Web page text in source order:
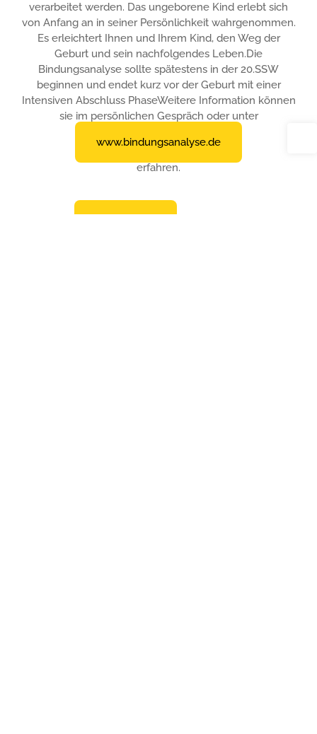
verarbeitet werden. Das ungeborene Kind erlebt sich
von Anfang an in seiner Persönlichkeit wahrgenommen.
Es erleichtert Ihnen und Ihrem Kind, den Weg der
Geburt und sein nachfolgendes Leben.Die
Bindungsanalyse sollte spätestens in der 20.SSW
beginnen und endet kurz vor der Geburt mit einer
Intensiven Abschluss PhaseWeitere Information können
sie im persönlichen Gespräch oder unter
www.bindungsanalyse.de
erfahren.